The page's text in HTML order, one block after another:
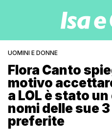
UOMINI E DONNE
Flora Canto
motivo
a LOL è stato
nomi delle sue
preferite